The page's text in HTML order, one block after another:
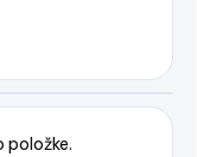
položke.